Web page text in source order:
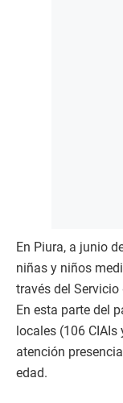
En Piura, a junio
niñas y niños
través del
En esta parte del
locales (106
atención
edad.